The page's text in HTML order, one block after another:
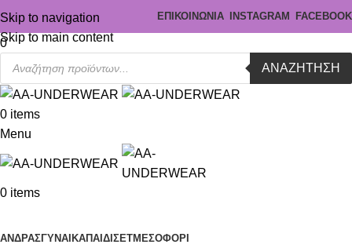
Skip to navigation
Skip to main content
ΕΠΙΚΟΙΝΩΝΙΑ INSTAGRAM FACEBOOK
0
ΑΝΑΖΉΤΗΣΗ
0 items
Menu
0 items
ΑΝΔΡΑΣΓΥΝΑΙΚΑΠΑΙΔΙ ΣΕΤΜΕΣΟΦΟΡΙ